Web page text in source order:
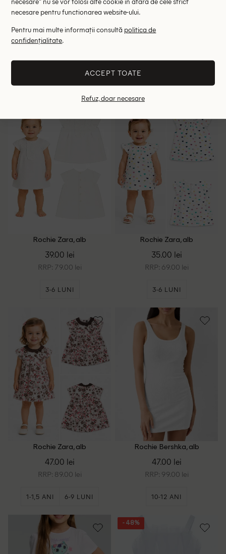
Rochie Dazy Kids, alb
54.50 lei
RRP: 109.00 lei
Rochie Cozy Pixies, alb
RRP: 99.00 lei
Rochie Zara, alb
39.00 lei
RRP: 79.00 lei
3-6 LUNI
Rochie Zara, alb
35.00 lei
RRP: 69.00 lei
3-6 LUNI
Rochie Zara, alb
47.00 lei
RRP: 89.00 lei
1-1,5 ANI 6-9 LUNI
Rochie Bershka, alb
47.00 lei
RRP: 99.00 lei
10-12 ANI
- 48%
necesare pentru functionarea website-ului.
Pentru mai multe informații consultă politica de
confidențialitate.
ACCEPT TOATE
Refuz, doar necesare